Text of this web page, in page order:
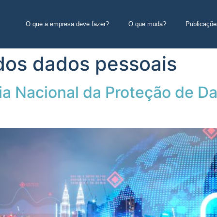
O que a empresa deve fazer? O que muda?
dados pessoais
Nacional da Proteção de